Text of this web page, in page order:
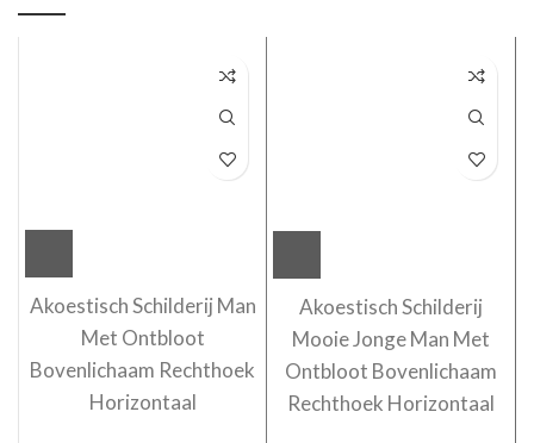
Akoestisch Schilderij Man
Met Ontbloot
Bovenlichaam Rechthoek
Horizontaal
Akoestisch Schilderij
Mooie Jonge Man Met
Ontbloot Bovenlichaam
Rechthoek Horizontaal